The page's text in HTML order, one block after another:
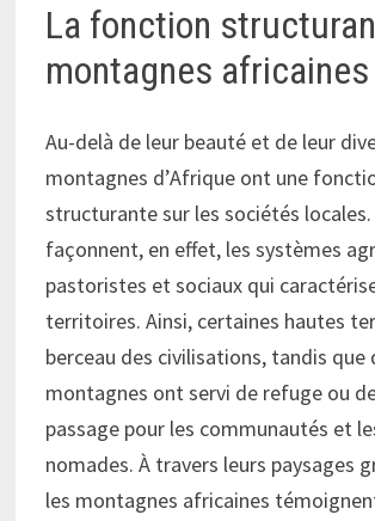
La fonction
montagnes africaines
Au-delà de leur beauté et de leur
montagnes d’Afrique ont une
structurante sur les sociétés locales.
façonnent, en effet, les systèmes
pastoristes et sociaux qui
territoires. Ainsi, certaines hautes
berceau des civilisations, tandis que
montagnes ont servi de refuge ou
passage pour les communautés et
nomades. À travers leurs paysages
les montagnes africaines